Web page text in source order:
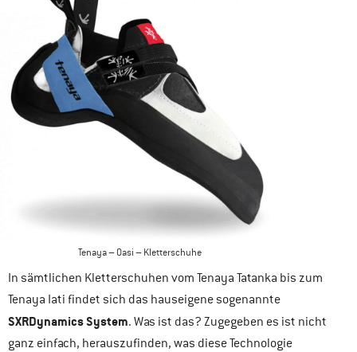
Tenaya – Oasi – Kletterschuhe
In sämtlichen Kletterschuhen vom Tenaya Tatanka bis zum
Tenaya Iati findet sich das hauseigene sogenannte
SXRDynamics System. Was ist das? Zugegeben es ist nicht
ganz einfach, herauszufinden, was diese Technologie